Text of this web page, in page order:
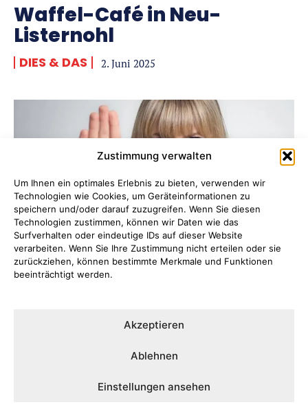
Zustimmung verwalten
Um Ihnen ein optimales Erlebnis zu bieten, verwenden wir
Technologien wie Cookies, um Geräteinformationen zu
speichern und/oder darauf zuzugreifen. Wenn Sie diesen
Technologien zustimmen, können wir Daten wie das
Surfverhalten oder eindeutige IDs auf dieser Website
verarbeiten. Wenn Sie Ihre Zustimmung nicht erteilen oder sie
zurückziehen, können bestimmte Merkmale und Funktionen
beeinträchtigt werden.
Akzeptieren
Ablehnen
Einstellungen ansehen
Waffel-Café in Neu-
Listernohl
DIES & DAS 2. Juni 2025
21. Mai 2025